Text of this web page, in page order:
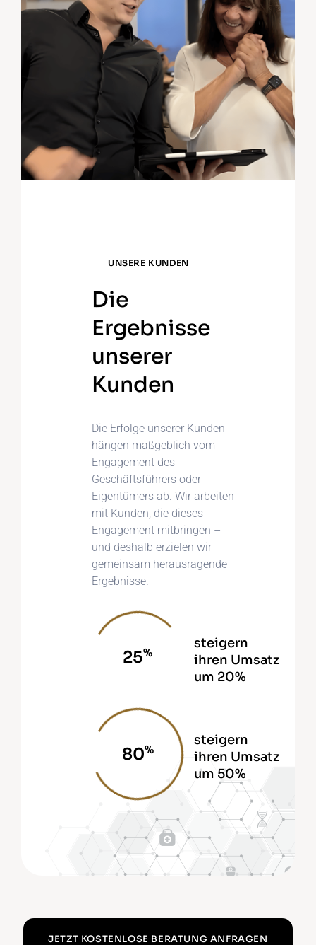
UNSERE KUNDEN
Die
Ergebnisse
unserer
Kunden
Die Erfolge unserer Kunden
hängen maßgeblich vom
Engagement des
Geschäftsführers oder
Eigentümers ab. Wir arbeiten
mit Kunden, die dieses
Engagement mitbringen –
und deshalb erzielen wir
gemeinsam herausragende
Ergebnisse.
30%
steigern
ihren Umsatz
um 20%
85%
steigern
ihren Umsatz
um 50%
JETZT KOSTENLOSE BERATUNG ANFRAGEN